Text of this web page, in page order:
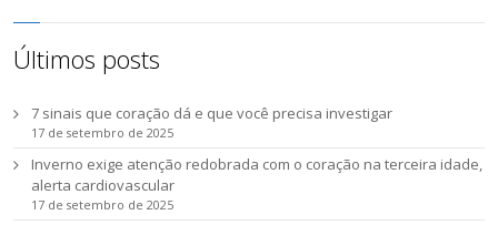
Últimos posts
7 sinais que coração dá e que você precisa investigar
17 de setembro de 2025
Inverno exige atenção redobrada com o coração na terceira idade,
alerta cardiovascular
17 de setembro de 2025